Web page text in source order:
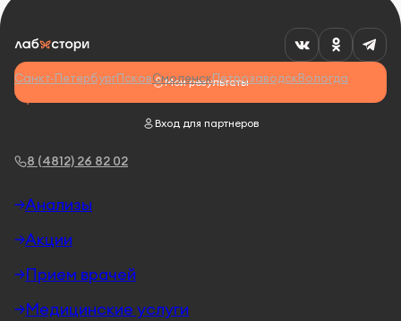
8 (4812) 26 82 02
Мои результаты
Вход для партнеров
Санкт-ПетербургПсковСмоленскПетрозаводскВологда
Анализы
Акции
Прием врачей
Медицинские услуги